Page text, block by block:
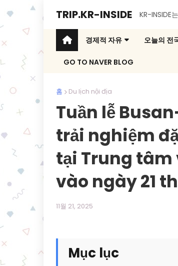
TRIP.KR-INSIDE KR-INSIDE
경제적 자유 오늘의 전
GO TO NAVER BLOG
홈 Du lịch nội địa
Tuần lễ
trải nghiệm
tại Trung tâm
vào ngày 21
11월 21, 2025
Mục lục